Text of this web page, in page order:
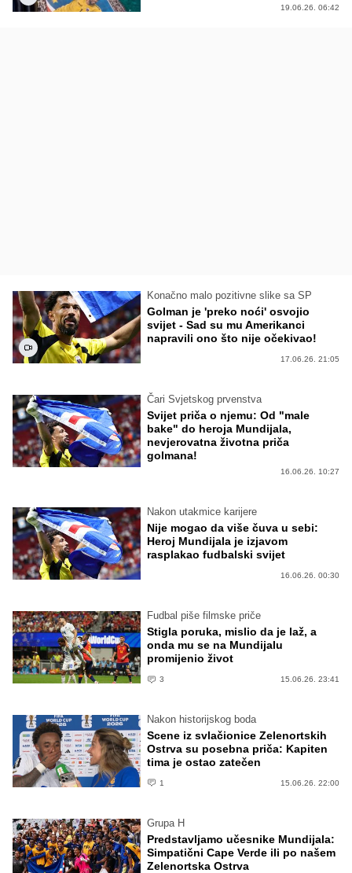
19.06.26. 06:42
Konačno malo pozitivne slike sa SP
Golman je 'preko noći' osvojio
svijet - Sad su mu Amerikanci
napravili ono što nije očekivao!
17.06.26. 21:05
Čari Svjetskog prvenstva
Svijet priča o njemu: Od "male
bake" do heroja Mundijala,
nevjerovatna životna priča
golmana!
16.06.26. 10:27
Nakon utakmice karijere
Nije mogao da više čuva u sebi:
Heroj Mundijala je izjavom
rasplakao fudbalski svijet
16.06.26. 00:30
Fudbal piše filmske priče
Stigla poruka, mislio da je laž, a
onda mu se na Mundijalu
promijenio život
3 15.06.26. 23:41
Nakon historijskog boda
Scene iz svlačionice Zelenortskih
Ostrva su posebna priča: Kapiten
tima je ostao zatečen
1 15.06.26. 22:00
Grupa H
Predstavljamo učesnike Mundijala:
Simpatični Cape Verde ili po našem
Zelenortska Ostrva